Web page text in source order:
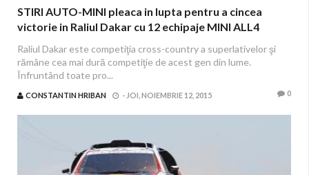
STIRI AUTO-MINI pleaca in lupta pentru a cincea
victorie in Raliul Dakar cu 12 echipaje MINI ALL4
Raliul Dakar este competiţia cross-country a superlativelor şi
rămâne cea mai dură competiţie de acest gen din lume.
Înfruntând toate pro...
CONSTANTIN HRIBAN - JOI, NOIEMBRIE 12, 2015 0